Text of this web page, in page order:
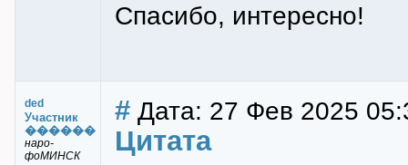
Спасибо, интересно!
ded
Участник
������
наро-
фоМИНСК
# Дата: 27 Фев 2025
Цитата